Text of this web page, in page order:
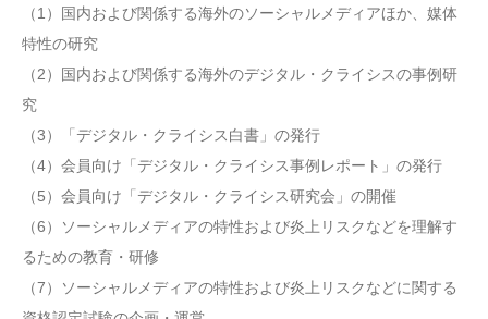
（1）国内および関係する海外のソーシャルメディアほか、媒体
特性の研究
（2）国内および関係する海外のデジタル・クライシスの事例研
究
（3）「デジタル・クライシス白書」の発行
（4）会員向け「デジタル・クライシス事例レポート」の発行
（5）会員向け「デジタル・クライシス研究会」の開催
（6）ソーシャルメディアの特性および炎上リスクなどを理解す
るための教育・研修
（7）ソーシャルメディアの特性および炎上リスクなどに関する